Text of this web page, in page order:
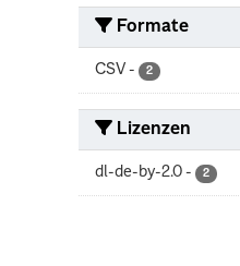
Formate
CSV - 2
Lizenzen
dl-de-by-2.0 - 2